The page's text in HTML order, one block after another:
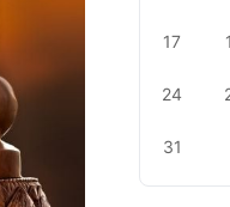
17
24
31